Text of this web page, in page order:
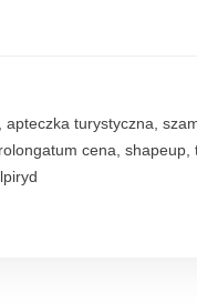
k
a
turystyczna,
cena, shapeup,